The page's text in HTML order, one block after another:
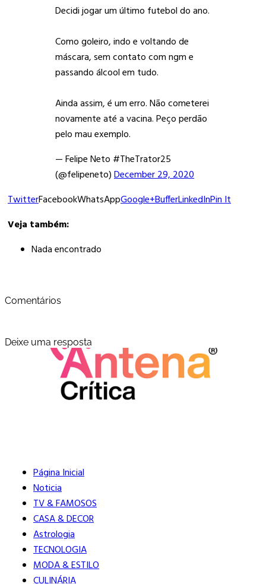
Decidi jogar um último futebol do ano.
Como goleiro, indo e voltando de
máscara, sem contato com ngm e
passando álcool em tudo.
Ainda assim, é um erro. Não cometerei
novamente até a vacina. Peço perdão
pelo mau exemplo.
— Felipe Neto #TheTrator25
(@felipeneto)December 29, 2020
TwitterFacebookWhatsAppGoogle+BufferLinkedInPin It
Veja também:
Nada encontrado
Comentários
Deixe uma resposta